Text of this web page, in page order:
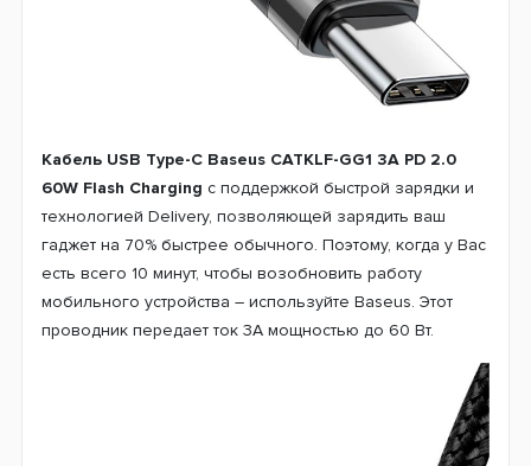
Кабель USB Type-C Baseus CATKLF-GG1 3A PD 2.0
60W Flash Charging с поддержкой быстрой зарядки и
технологией Delivery, позволяющей зарядить ваш
гаджет на 70% быстрее обычного. Поэтому, когда у Вас
есть всего 10 минут, чтобы возобновить работу
мобильного устройства – используйте Baseus. Этот
проводник передает ток 3А мощностью до 60 Вт.